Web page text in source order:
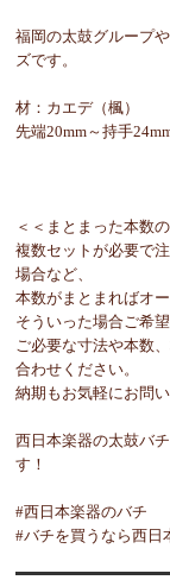
福岡の太鼓グループ
ズです。
材：カエデ（楓）
先端20mm～持手
＜＜まとまった本数
複数セットが必要で
場合など、
本数がまとまればオ
そういった場合ご希
ご必要な寸法や本数
合わせください。
納期もお気軽にお問
西日本楽器の太鼓バ
す！
#西日本楽器のバチ
#バチを買うなら西日